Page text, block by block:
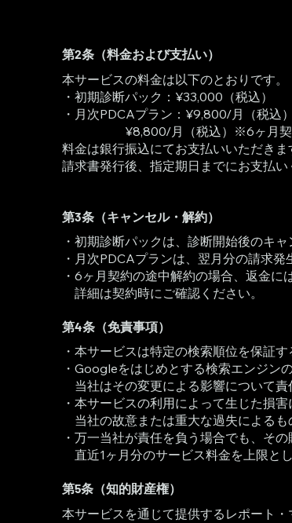
第2条（料金および支払い）
本サービスの料金は以下のとおりです。
・初期診断パック：¥33,000（税込）
・月次PDCAプラン：¥9,800/月（税込）
¥8,800/月（税込）※6ヶ月契
料金は銀行振込にてお支払いいただきま
請求書発行後、指定期日までにお支払い
第3条（キャンセル・解約）
・初期診断パックは、診断開始後のキ
・月次PDCAプランは、翌月分の請求
・6ヶ月契約の途中解約の場合、返金に
詳細は契約時にご確認ください。
第4条（免責事項）
・本サービスは特定の検索順位を保証す
・Googleをはじめとする検索エンジン
当社はその変更による影響について責
・本サービスの利用によって生じた損害
当社の故意または重大な過失によるも
・万一当社が責任を負う場合でも、そ
直近1ヶ月分のサービス料金を上限とし
第5条（知的財産権）
本サービスを通じて提供するレポート